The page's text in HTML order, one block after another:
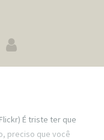
É triste ter que
preciso que você